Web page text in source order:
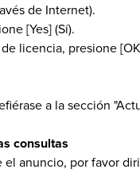
de Internet).
[Yes] (Sí).
licencia, presione
a la sección
consultas
el anuncio, por favor